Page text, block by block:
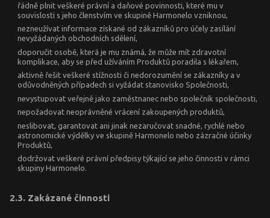
řádně plnit veškeré právní a daňové povinnosti, které mu v
souvislosti s jeho členstvím ve skupině Harmonelo vzniknou,
nezneužívat informace získané od zákazníků pro účely zasílání
nevyžádaných obchodních sdělení,
doporučit osobě, která je mu známá, že může mít zdravotní
komplikace, aby se před užíváním Produktů poradila s lékařem,
aktivně řešit veškeré stížnosti či nedorozumění se zákazníky a v
odůvodněných případech si vyžádat stanovisko Společnosti,
nevystupovat veřejně jako zaměstnanec nebo společník společnosti,
nepožadovat neoprávněné vrácení zakoupených produktů,
neslibovat, garantovat ani jinak nezaručovat snadné, rychlé nebo
astronomické výdělky ve skupině Harmonelo nebo zázračné účinky
Produktů,
dodržovat veškeré právní předpisy týkající se jeho činnosti v rámci
skupiny Harmonelo.
2.3. Zakázané činnosti